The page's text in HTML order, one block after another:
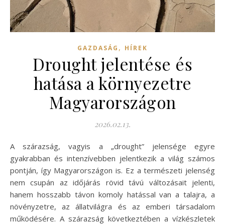
GAZDASÁG , HÍREK
Drought jelentése és
hatása a környezetre
Magyarországon
2026.02.13.
A szárazság, vagyis a „drought” jelensége egyre
gyakrabban és intenzívebben jelentkezik a világ számos
pontján, így Magyarországon is. Ez a természeti jelenség
nem csupán az időjárás rövid távú változásait jelenti,
hanem hosszabb távon komoly hatással van a talajra, a
növényzetre, az állatvilágra és az emberi társadalom
működésére. A szárazság következtében a vízkészletek